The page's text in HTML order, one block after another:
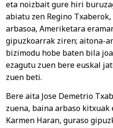
eta noizbait gure hiri
abiatu zen Regino
arbasoa, Ameriketara
gipuzkoarrak ziren; aitona-
bizimodu hobe baten bila
ezagutu zuen bere euskal
zuen beti.
Bere aita Jose Demetrio
zuena, baina arbaso kitxuak
Karmen Haran, guraso